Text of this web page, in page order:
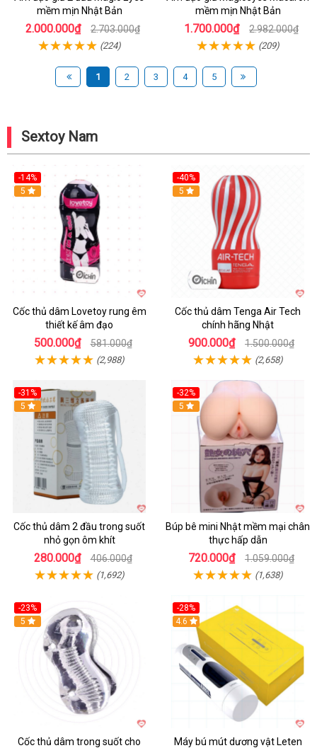
mềm mịn Nhật Bản
2.000.000₫ 2.703.000₫
(224)
mềm mịn Nhật Bản
1.700.000₫ 2.982.000₫
(209)
1 2 3 4 5
Sextoy Nam
-14%
Hot
5
Cốc thủ dâm Lovetoy rung êm
thiết kế âm đạo
500.000₫ 581.000₫
(2,988)
-40%
Hot
5
Cốc thủ dâm Tenga Air Tech
chính hãng Nhật
900.000₫ 1.500.000₫
(2,658)
-31%
Hot
5
Cốc thủ dâm 2 đầu trong suốt
nhỏ gọn ôm khít
280.000₫ 406.000₫
(1,692)
-32%
Hot
5
Búp bê mini Nhật mềm mại chân
thực hấp dẫn
720.000₫ 1.059.000₫
(1,638)
-23%
Hot
5
Cốc thủ dâm trong suốt cho
-28%
Hot
4.6
Máy bú mút dương vật Leten